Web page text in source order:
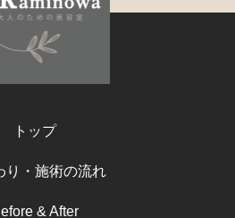
トップ
り・施術の流れ
& After